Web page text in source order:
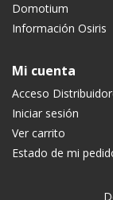
Domotium
Información Osiris
Mi cuenta
Acceso
Iniciar sesión
Ver carrito
Estado de mi